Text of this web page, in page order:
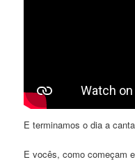
E terminamos o dia a
E vocês, como começam